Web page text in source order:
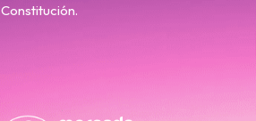
Constitución.